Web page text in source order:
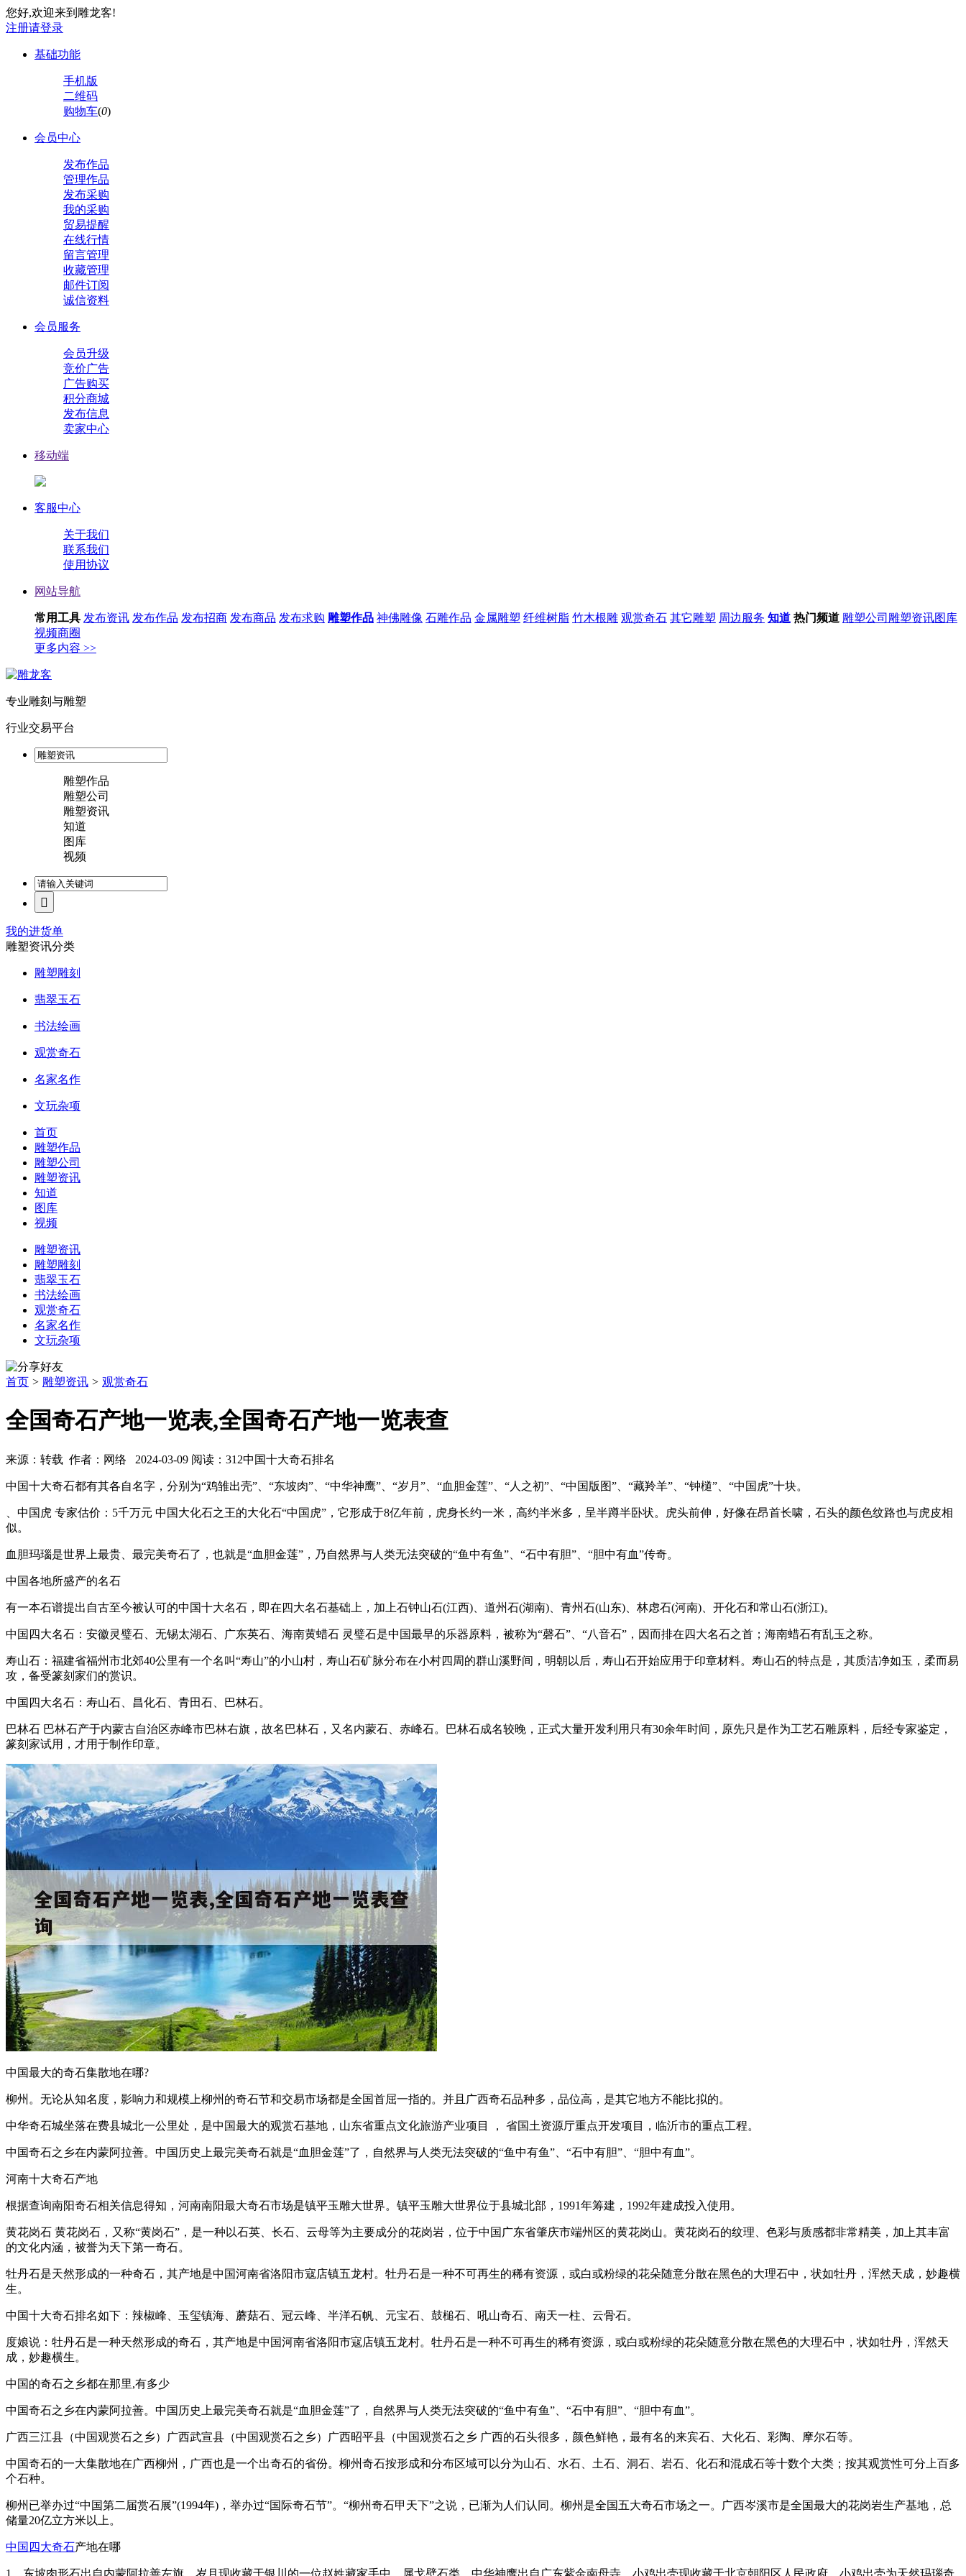
您好,欢迎来到雕龙客!
注册请登录
基础功能
手机版
二维码
购物车(0)
会员中心
发布作品
管理作品
发布采购
我的采购
贸易提醒
在线行情
留言管理
收藏管理
邮件订阅
诚信资料
会员服务
会员升级
竞价广告
广告购买
积分商城
发布信息
卖家中心
移动端
客服中心
关于我们
联系我们
使用协议
网站导航
常用工具 发布资讯 发布作品 发布招商 发布商品 发布求购 雕塑作品 神佛雕像 石雕作品 金属雕塑 纤维树脂 竹木根雕 观赏奇石 其它雕塑 周边服务 知道 热门频道 雕塑公司 雕塑资讯图库
视频商圈
更多内容 >>
专业雕刻与雕塑
行业交易平台
雕塑作品
雕塑公司
雕塑资讯
知道
图库
视频
我的进货单
雕塑资讯分类
雕塑雕刻
翡翠玉石
书法绘画
观赏奇石
名家名作
文玩杂项
首页
雕塑作品
雕塑公司
雕塑资讯
知道
图库
视频
雕塑资讯
雕塑雕刻
翡翠玉石
书法绘画
观赏奇石
名家名作
文玩杂项
首页 > 雕塑资讯 > 观赏奇石
全国奇石产地一览表,全国奇石产地一览表查
来源：转载 作者：网络 2024-03-09 阅读：312中国十大奇石排名
中国十大奇石都有其各自名字，分别为“鸡雏出壳”、“东坡肉”、“中华神鹰”、“岁月”、“血胆金莲”、“人之初”、“中国版图”、“藏羚羊”、“钟檤”、“中国虎”十块。
、中国虎 专家估价：5千万元 中国大化石之王的大化石“中国虎”，它形成于8亿年前，虎身长约一米，高约半米多，呈半蹲半卧状。虎头前伸，好像在昂首长啸，石头的颜色纹路也与虎皮相
似。
血胆玛瑙是世界上最贵、最完美奇石了，也就是“血胆金莲”，乃自然界与人类无法突破的“鱼中有鱼”、“石中有胆”、“胆中有血”传奇。
中国各地所盛产的名石
有一本石谱提出自古至今被认可的中国十大名石，即在四大名石基础上，加上石钟山石(江西)、道州石(湖南)、青州石(山东)、林虑石(河南)、开化石和常山石(浙江)。
中国四大名石：安徽灵璧石、无锡太湖石、广东英石、海南黄蜡石 灵璧石是中国最早的乐器原料，被称为“磬石”、“八音石”，因而排在四大名石之首；海南蜡石有乱玉之称。
寿山石：福建省福州市北郊40公里有一个名叫“寿山”的小山村，寿山石矿脉分布在小村四周的群山溪野间，明朝以后，寿山石开始应用于印章材料。寿山石的特点是，其质洁净如玉，柔而易
攻，备受篆刻家们的赏识。
中国四大名石：寿山石、昌化石、青田石、巴林石。
巴林石 巴林石产于内蒙古自治区赤峰市巴林右旗，故名巴林石，又名内蒙石、赤峰石。巴林石成名较晚，正式大量开发利用只有30余年时间，原先只是作为工艺石雕原料，后经专家鉴定，
篆刻家试用，才用于制作印章。
中国最大的奇石集散地在哪?
柳州。无论从知名度，影响力和规模上柳州的奇石节和交易市场都是全国首屈一指的。并且广西奇石品种多，品位高，是其它地方不能比拟的。
中华奇石城坐落在费县城北一公里处，是中国最大的观赏石基地，山东省重点文化旅游产业项目 ， 省国土资源厅重点开发项目，临沂市的重点工程。
中国奇石之乡在内蒙阿拉善。中国历史上最完美奇石就是“血胆金莲”了，自然界与人类无法突破的“鱼中有鱼”、“石中有胆”、“胆中有血”。
河南十大奇石产地
根据查询南阳奇石相关信息得知，河南南阳最大奇石市场是镇平玉雕大世界。镇平玉雕大世界位于县城北部，1991年筹建，1992年建成投入使用。
黄花岗石 黄花岗石，又称“黄岗石”，是一种以石英、长石、云母等为主要成分的花岗岩，位于中国广东省肇庆市端州区的黄花岗山。黄花岗石的纹理、色彩与质感都非常精美，加上其丰富
的文化内涵，被誉为天下第一奇石。
牡丹石是天然形成的一种奇石，其产地是中国河南省洛阳市寇店镇五龙村。牡丹石是一种不可再生的稀有资源，或白或粉绿的花朵随意分散在黑色的大理石中，状如牡丹，浑然天成，妙趣横
生。
中国十大奇石排名如下：辣椒峰、玉玺镇海、蘑菇石、冠云峰、半洋石帆、元宝石、鼓槌石、吼山奇石、南天一柱、云骨石。
度娘说：牡丹石是一种天然形成的奇石，其产地是中国河南省洛阳市寇店镇五龙村。牡丹石是一种不可再生的稀有资源，或白或粉绿的花朵随意分散在黑色的大理石中，状如牡丹，浑然天
成，妙趣横生。
中国的奇石之乡都在那里,有多少
中国奇石之乡在内蒙阿拉善。中国历史上最完美奇石就是“血胆金莲”了，自然界与人类无法突破的“鱼中有鱼”、“石中有胆”、“胆中有血”。
广西三江县（中国观赏石之乡）广西武宣县（中国观赏石之乡）广西昭平县（中国观赏石之乡 广西的石头很多，颜色鲜艳，最有名的来宾石、大化石、彩陶、摩尔石等。
中国奇石的一大集散地在广西柳州，广西也是一个出奇石的省份。柳州奇石按形成和分布区域可以分为山石、水石、土石、洞石、岩石、化石和混成石等十数个大类；按其观赏性可分上百多
个石种。
柳州已举办过“中国第二届赏石展”(1994年)，举办过“国际奇石节”。“柳州奇石甲天下”之说，已渐为人们认同。柳州是全国五大奇石市场之一。广西岑溪市是全国最大的花岗岩生产基地，总
储量20亿立方米以上。
中国四大奇石产地在哪
1、东坡肉形石出自内蒙阿拉善左旗。岁月现收藏于银川的一位赵姓藏家手中，属戈壁石类。中华神鹰出自广东紫金南母寺。小鸡出壳现收藏于北京朝阳区人民政府，小鸡出壳为天然玛瑙奇